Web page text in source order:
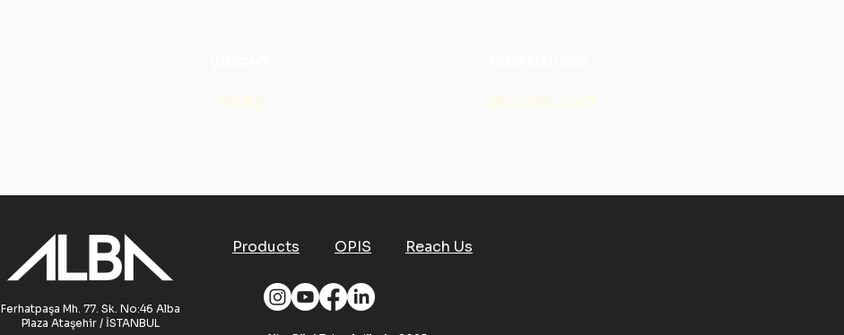
110 KG
120 x 220 x 140
Ferhatpaşa Mh. 77. Sk. No:46 Alba
Plaza Ataşehir / İSTANBUL
Products OPIS Reach Us